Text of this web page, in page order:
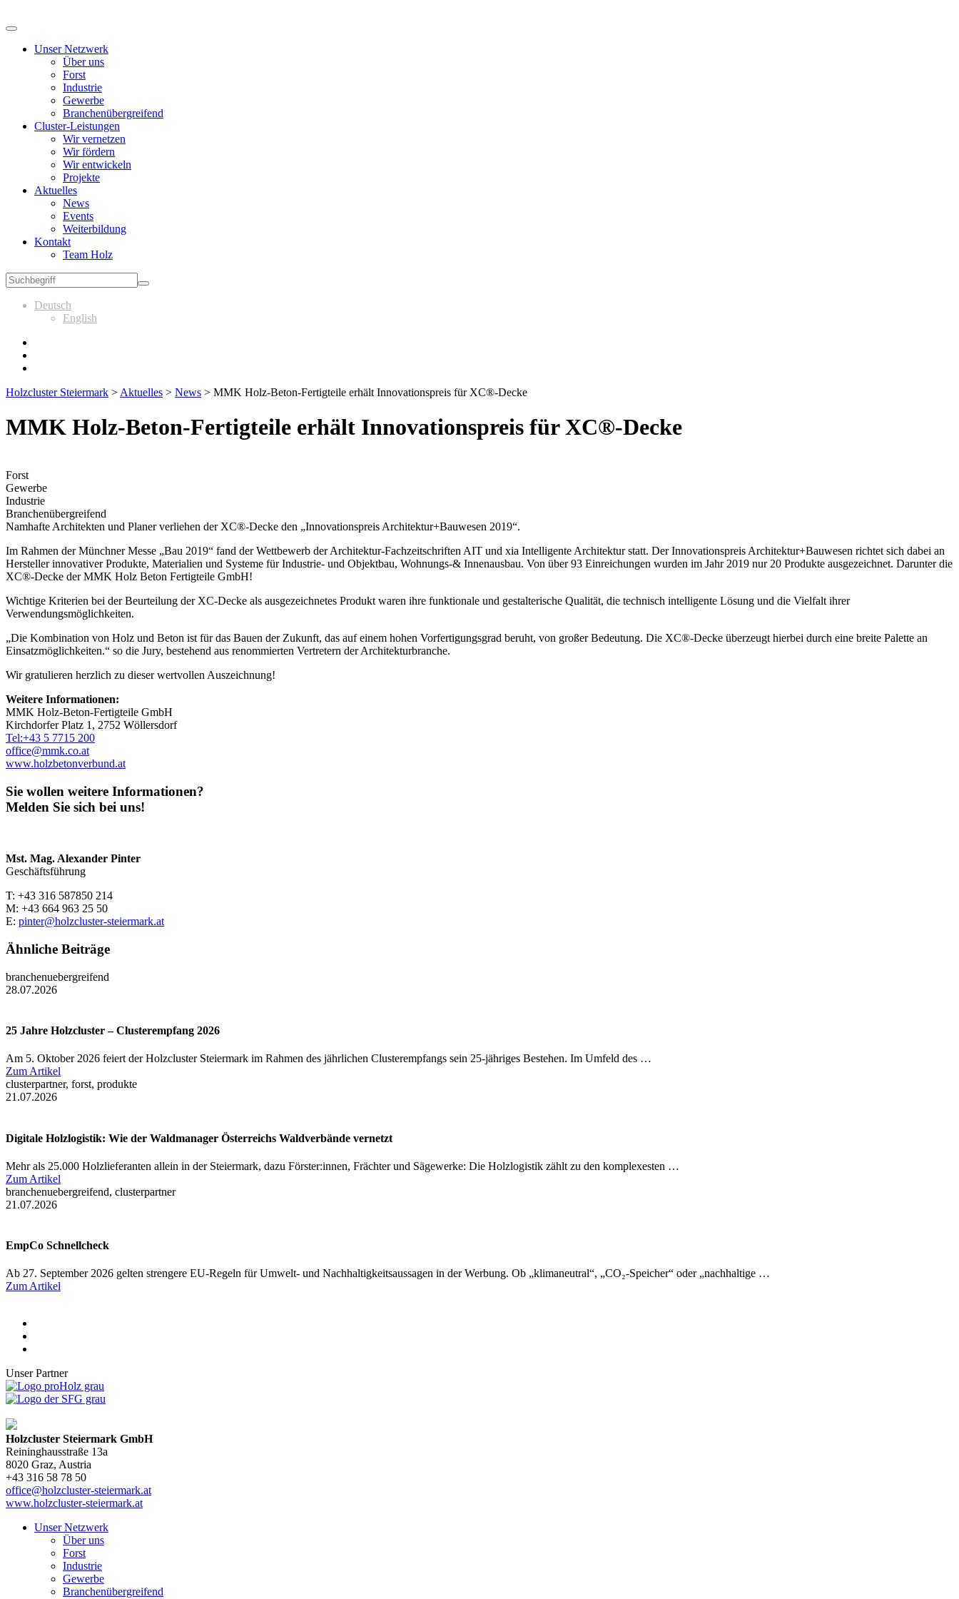
Unser Netzwerk
Über uns
Forst
Industrie
Gewerbe
Branchenübergreifend
Cluster-Leistungen
Wir vernetzen
Wir fördern
Wir entwickeln
Projekte
Aktuelles
News
Events
Weiterbildung
Kontakt
Team Holz
Deutsch
English
Holzcluster Steiermark > Aktuelles > News > MMK Holz-Beton-Fertigteile erhält Innovationspreis für XC®-Decke
MMK Holz-Beton-Fertigteile erhält Innovationspreis für XC®-Decke
Forst
Gewerbe
Industrie
Branchenübergreifend
Namhafte Architekten und Planer verliehen der XC®-Decke den „Innovationspreis Architektur+Bauwesen 2019“.
Im Rahmen der Münchner Messe „Bau 2019“ fand der Wettbewerb der Architektur-Fachzeitschriften AIT und xia Intelligente Architektur statt. Der Innovationspreis Architektur+Bauwesen richtet sich dabei an
Hersteller innovativer Produkte, Materialien und Systeme für Industrie- und Objektbau, Wohnungs-& Innenausbau. Von über 93 Einreichungen wurden im Jahr 2019 nur 20 Produkte ausgezeichnet. Darunter die
XC®-Decke der MMK Holz Beton Fertigteile GmbH!
Wichtige Kriterien bei der Beurteilung der XC-Decke als ausgezeichnetes Produkt waren ihre funktionale und gestalterische Qualität, die technisch intelligente Lösung und die Vielfalt ihrer
Verwendungsmöglichkeiten.
„Die Kombination von Holz und Beton ist für das Bauen der Zukunft, das auf einem hohen Vorfertigungsgrad beruht, von großer Bedeutung. Die XC®-Decke überzeugt hierbei durch eine breite Palette an
Einsatzmöglichkeiten.“ so die Jury, bestehend aus renommierten Vertretern der Architekturbranche.
Wir gratulieren herzlich zu dieser wertvollen Auszeichnung!
Weitere Informationen:
MMK Holz-Beton-Fertigteile GmbH
Kirchdorfer Platz 1, 2752 Wöllersdorf
Tel:+43 5 7715 200
office@mmk.co.at
www.holzbetonverbund.at
Sie wollen weitere Informationen?
Melden Sie sich bei uns!
Mst. Mag. Alexander Pinter
Geschäftsführung
T: +43 316 587850 214
M: +43 664 963 25 50
E: pinter@holzcluster-steiermark.at
Ähnliche Beiträge
branchenuebergreifend
28.07.2026
25 Jahre Holzcluster – Clusterempfang 2026
Am 5. Oktober 2026 feiert der Holzcluster Steiermark im Rahmen des jährlichen Clusterempfangs sein 25-jähriges Bestehen. Im Umfeld des …
Zum Artikel
clusterpartner, forst, produkte
21.07.2026
Digitale Holzlogistik: Wie der Waldmanager Österreichs Waldverbände vernetzt
Mehr als 25.000 Holzlieferanten allein in der Steiermark, dazu Förster:innen, Frächter und Sägewerke: Die Holzlogistik zählt zu den komplexesten …
Zum Artikel
branchenuebergreifend, clusterpartner
21.07.2026
EmpCo Schnellcheck
Ab 27. September 2026 gelten strengere EU-Regeln für Umwelt- und Nachhaltigkeitsaussagen in der Werbung. Ob „klimaneutral“, „CO₂-Speicher“ oder „nachhaltige …
Zum Artikel
Unser Partner
Holzcluster Steiermark GmbH
Reininghausstraße 13a
8020 Graz, Austria
+43 316 58 78 50
office@holzcluster-steiermark.at
www.holzcluster-steiermark.at
Unser Netzwerk
Über uns
Forst
Industrie
Gewerbe
Branchenübergreifend